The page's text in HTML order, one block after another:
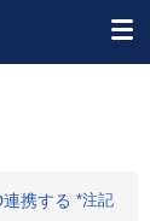
携する *注記